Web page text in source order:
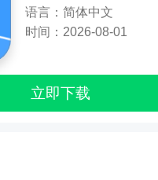
语言：简体中文
时间：2026-08-01
立即下载